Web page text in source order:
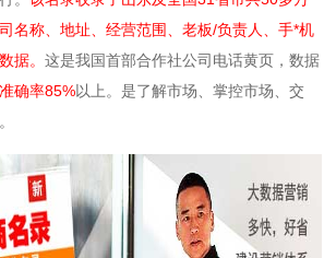
名称、地址、经营范围、老板/负责人、手*机
据。这是我国首部合作社公司电话黄页，数据
准确率85%以上。是了解市场、掌控市场、交